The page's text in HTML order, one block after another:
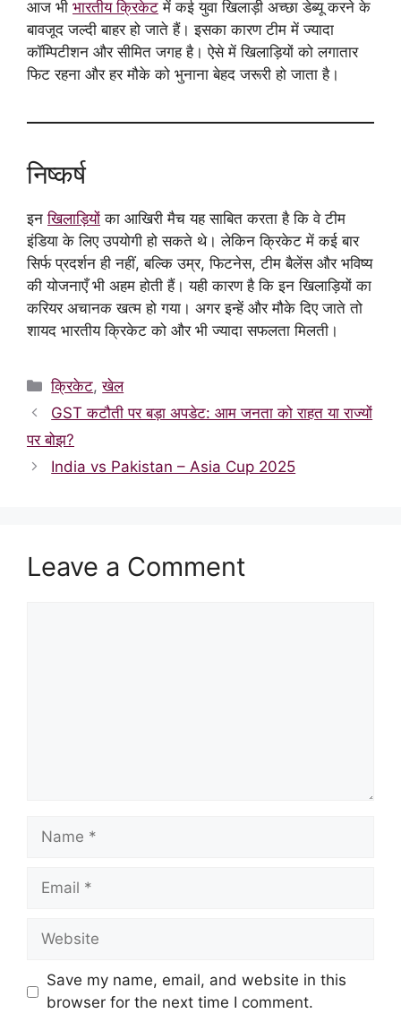
आज भी भारतीय क्रिकेट में कई युवा खिलाड़ी अच्छा डेब्यू करने के
बावजूद जल्दी बाहर हो जाते हैं। इसका कारण टीम में ज्यादा
कॉम्पिटीशन और सीमित जगह है। ऐसे में खिलाड़ियों को लगातार
फिट रहना और हर मौके को भुनाना बेहद जरूरी हो जाता है।
निष्कर्ष
इनखिलाड़ियों का आखिरी मैच यह साबित करता है कि वे टीम
इंडिया के लिए उपयोगी हो सकते थे। लेकिन क्रिकेट में कई बार
सिर्फ प्रदर्शन ही नहीं, बल्कि उम्र, फिटनेस, टीम बैलेंस और भविष्य
की योजनाएँ भी अहम होती हैं। यही कारण है कि इन खिलाड़ियों का
करियर अचानक खत्म हो गया। अगर इन्हें और मौके दिए जाते तो
शायद भारतीय क्रिकेट को और भी ज्यादा सफलता मिलती।
Categories
क्रिकेट,खेल
GST कटौती पर बड़ा अपडेट: आम जनता को राहत या राज्यों
पर बोझ?
India vs Pakistan – Asia Cup 2025
Leave a Comment
Name
Email
Website
Save my name, email, and website in this
browser for the next time I comment.